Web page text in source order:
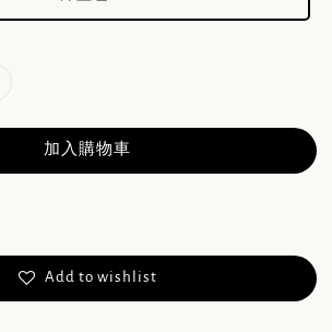
加入購物車
Add to wishlist